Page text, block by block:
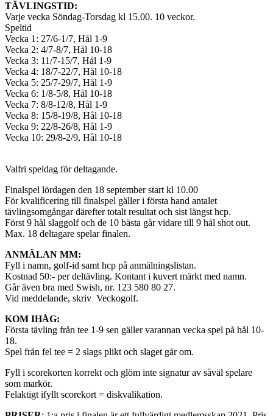
TÄVLINGSTID:
Varje vecka Söndag-Torsdag kl 15.00. 10 veckor.
Speltid
Vecka 1: 27/6-1/7, Hål 1-9
Vecka 2: 4/7-8/7, Hål 10-18
Vecka 3: 11/7-15/7, Hål 1-9
Vecka 4: 18/7-22/7, Hål 10-18
Vecka 5: 25/7-29/7, Hål 1-9
Vecka 6: 1/8-5/8, Hål 10-18
Vecka 7: 8/8-12/8, Hål 1-9
Vecka 8: 15/8-19/8, Hål 10-18
Vecka 9: 22/8-26/8, Hål 1-9
Vecka 10: 29/8-2/9, Hål 10-18
Valfri speldag för deltagande.
Finalspel lördagen den 18 september start kl 10.00
För kvalificering till finalspel gäller i första hand antalet
tävlingsomgångar därefter totalt resultat och sist längst hcp.
Först 9 hål slaggolf och de 10 bästa går vidare till 9 hål shot out.
Max. 18 deltagare spelar finalen.
ANMÄLAN MM:
Fyll i namn, golf-id samt hcp på anmälningslistan.
Kostnad 50:- per deltävling. Kontant i kuvert märkt med namn.
Går även bra med Swish, nr. 123 580 80 27.
Vid meddelande, skriv Veckogolf.
KOM IHÅG:
Första tävling från tee 1-9 sen gäller varannan vecka spel på hål 10-
18.
Spel från fel tee = 2 slags plikt och slaget går om.
Fyll i scorekorten korrekt och glöm inte signatur av såväl spelare
som markör.
Felaktigt ifyllt scorekort = diskvalikation.